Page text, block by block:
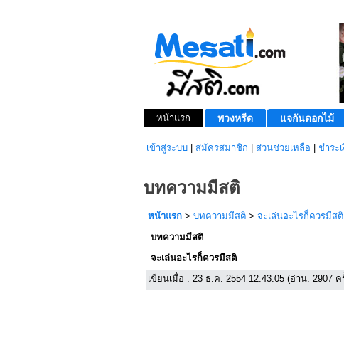
หน้าแรก พวงหรีด แจกันดอกไม้
เข้าสู่ระบบ สมัครสมาชิก ส่วนช่วยเหลือ ชำระ
บทความมีสติ
หน้าแรก > บทความมีสติ > จะเล่นอะไรก็ควรมีสติ
บทความมีสติ
จะเล่นอะไรก็ควรมีสติ
เขียนเมื่อ : 23 ธ.ค. 2554 12:43:05 (อ่าน: 2907 ค